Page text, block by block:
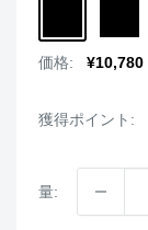
価格:
販
¥10,780
獲得ポイント:
量: